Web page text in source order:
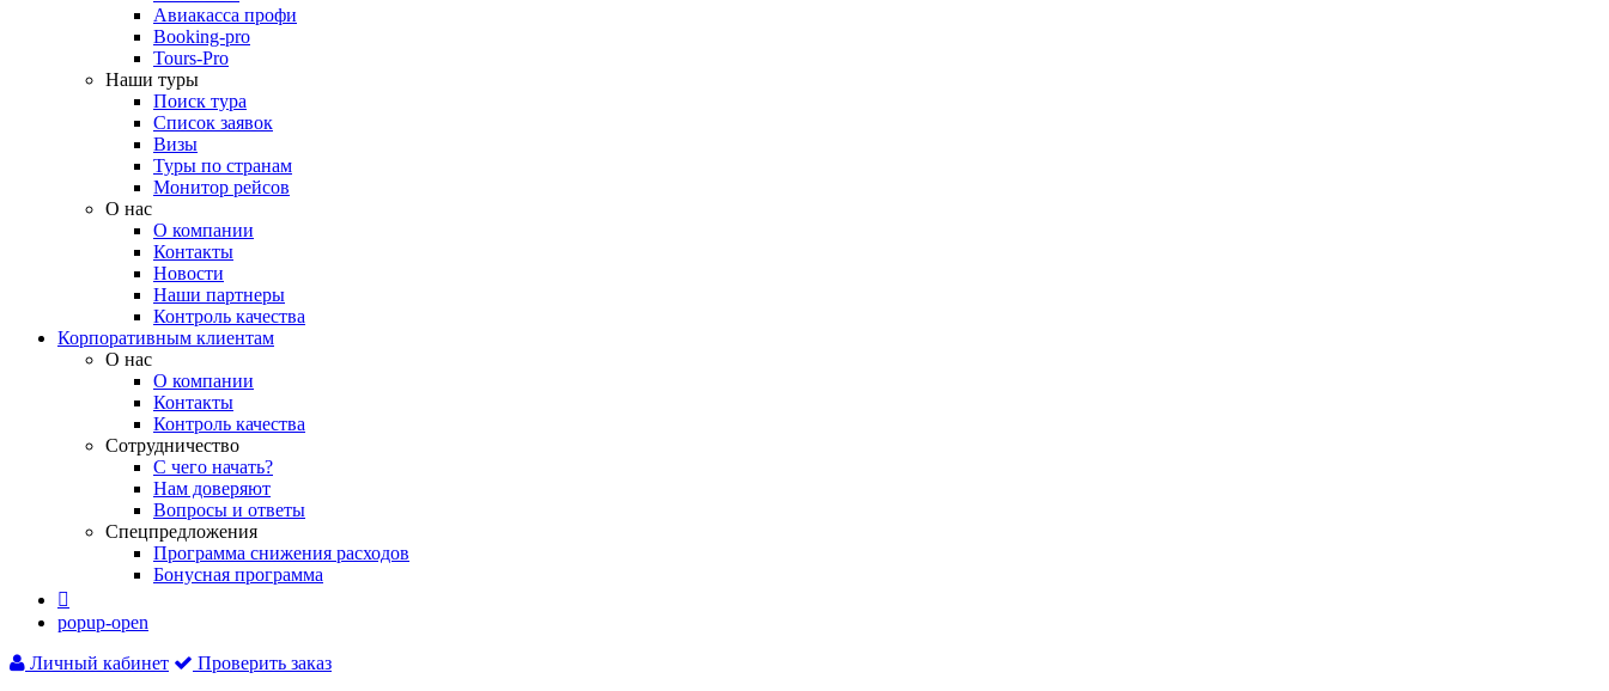
Авиакасса профи
Booking-pro
Tours-Pro
Наши туры
Поиск тура
Список заявок
Визы
Туры по странам
Монитор рейсов
О нас
О компании
Контакты
Новости
Наши партнеры
Контроль качества
Корпоративным клиентам
О нас
О компании
Контакты
Контроль качества
Сотрудничество
С чего начать?
Нам доверяют
Вопросы и ответы
Спецпредложения
Программа снижения расходов
Бонусная программа

popup-open
Личный кабинет
Проверить заказ